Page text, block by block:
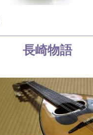
長崎物語